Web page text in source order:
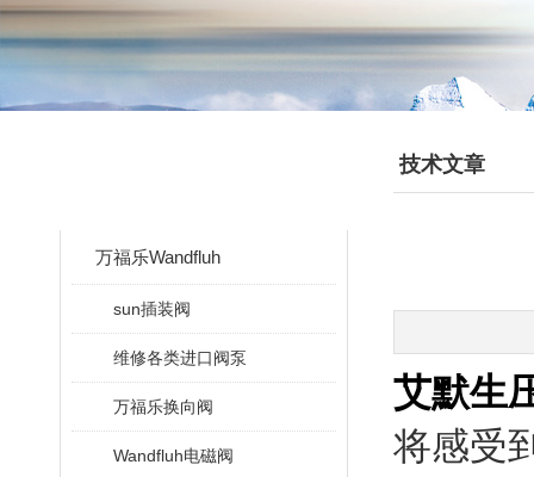
万福乐Wandfluh
sun插装阀
维修各类进口阀泵
万福乐换向阀
Wandfluh电磁阀
技术文章
艾默生
将感受